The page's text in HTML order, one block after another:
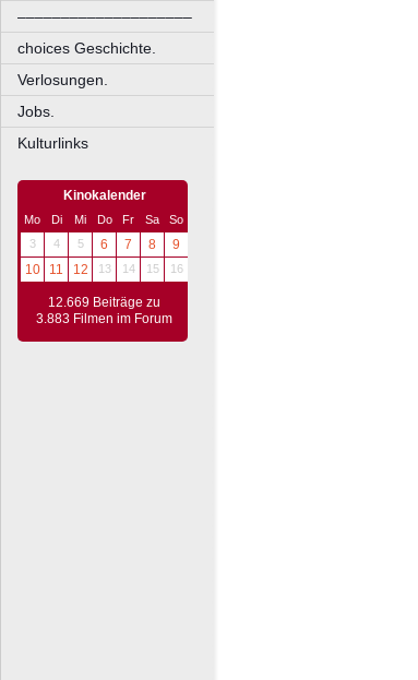
––––––––––––––––––––
choices Geschichte.
Verlosungen.
Jobs.
Kulturlinks
Kinokalender
Mo Di Mi Do Fr Sa
So
3
4 5 6 7 8
9
10
11 12 13 14 15 16
12.669 Beiträge zu
3.883 Filmen im Forum